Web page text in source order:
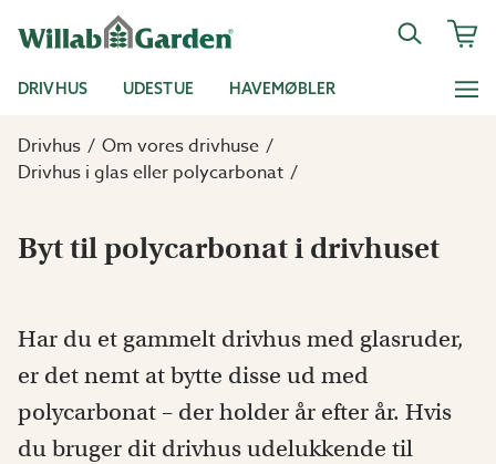
DRIVHUS UDESTUE HAVEMØBLER
Drivhus
Om vores drivhuse
Drivhus i glas eller polycarbonat
Byt til polycarbonat i drivhuset
Har du et gammelt drivhus med glasruder,
er det nemt at bytte disse ud med
polycarbonat – der holder år efter år. Hvis
du bruger dit drivhus udelukkende til